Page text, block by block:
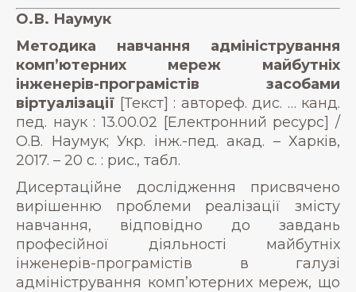
О.В. Наумук
Методика навчання адміністрування
комп’ютерних мереж майбутніх
інженерів-програмістів засобами
віртуалізації [Текст] : автореф. дис. … канд.
пед. наук : 13.00.02 [Електронний ресурс] /
О.В. Наумук; Укр. інж.-пед. акад. – Харків,
2017. – 20 с. : рис., табл.
Дисертаційне дослідження присвячено
вирішенню проблеми реалізації змісту
навчання, відповідно до завдань
професійної діяльності майбутніх
інженерів-програмістів в галузі
адміністрування комп’ютерних мереж, що